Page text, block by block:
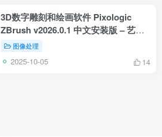
3D数字雕刻和绘画软件 Pixologic
ZBrush v2026.0.1 中文安装版 – 艺术
创作的终极利器
图像处理
2025-10-05 14